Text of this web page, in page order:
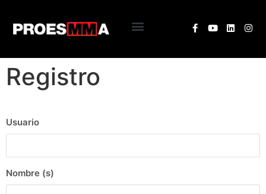
Registro
Usuario
Nombre (s)